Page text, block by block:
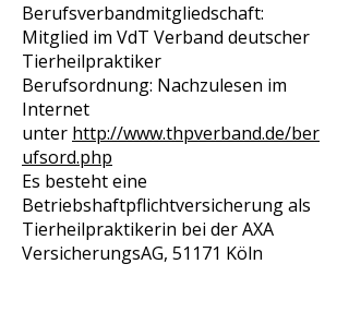
Berufsverbandmitgliedschaft:
Mitglied im VdT Verband deutscher
Tierheilpraktiker
Berufsordnung: Nachzulesen im
Internet
unter http://www.thpverband.de/ber
ufsord.php
Es besteht eine
Betriebshaftpflichtversicherung als
Tierheilpraktikerin bei der AXA
VersicherungsAG, 51171 Köln